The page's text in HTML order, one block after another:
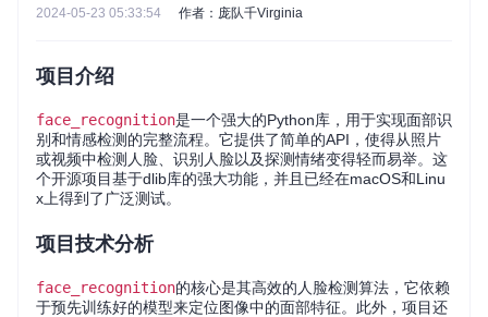
2024-05-23 05:33:54 作者：庞队千Virginia
项目介绍
face_recognition是一个强大的Python库，用于实现面部识
别和情感检测的完整流程。它提供了简单的API，使得从照片
或视频中检测人脸、识别人脸以及探测情绪变得轻而易举。这
个开源项目基于dlib库的强大功能，并且已经在macOS和Linu
x上得到了广泛测试。
项目技术分析
face_recognition的核心是其高效的人脸检测算法，它依赖
于预先训练好的模型来定位图像中的面部特征。此外，项目还